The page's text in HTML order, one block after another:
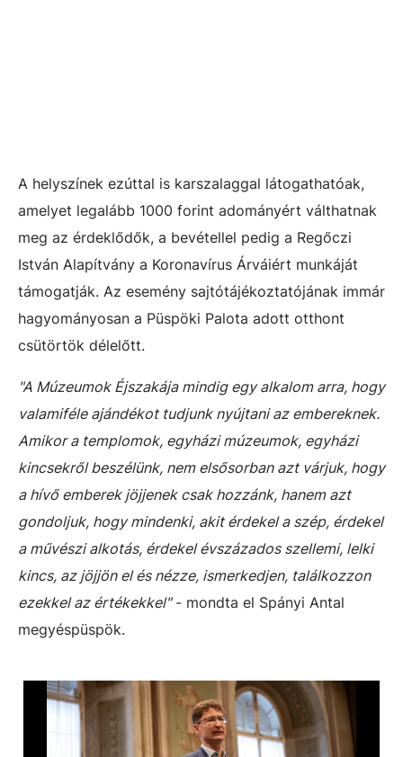
A helyszínek ezúttal is karszalaggal látogathatóak,
amelyet legalább 1000 forint adományért válthatnak
meg az érdeklődők, a bevétellel pedig a Regőczi
István Alapítvány a Koronavírus Árváiért munkáját
támogatják. Az esemény sajtótájékoztatójának immár
hagyományosan a Püspöki Palota adott otthont
csütörtök délelőtt.
"A Múzeumok Éjszakája mindig egy alkalom arra, hogy
valamiféle ajándékot tudjunk nyújtani az embereknek.
Amikor a templomok, egyházi múzeumok, egyházi
kincsekről beszélünk, nem elsősorban azt várjuk, hogy
a hívő emberek jöjjenek csak hozzánk, hanem azt
gondoljuk, hogy mindenki, akit érdekel a szép, érdekel
a művészi alkotás, érdekel évszázados szellemi, lelki
kincs, az jöjjön el és nézze, ismerkedjen, találkozzon
ezekkel az értékekkel"- mondta el Spányi Antal
megyéspüspök.